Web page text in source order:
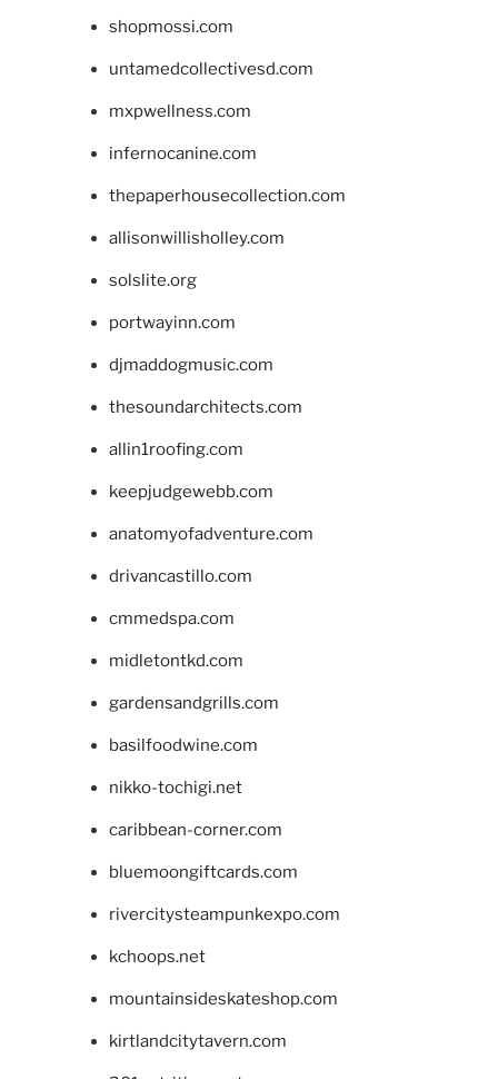
shopmossi.com
untamedcollectivesd.com
mxpwellness.com
infernocanine.com
thepaperhousecollection.com
allisonwillisholley.com
solslite.org
portwayinn.com
djmaddogmusic.com
thesoundarchitects.com
allin1roofing.com
keepjudgewebb.com
anatomyofadventure.com
drivancastillo.com
cmmedspa.com
midletontkd.com
gardensandgrills.com
basilfoodwine.com
nikko-tochigi.net
caribbean-corner.com
bluemoongiftcards.com
rivercitysteampunkexpo.com
kchoops.net
mountainsideskateshop.com
kirtlandcitytavern.com